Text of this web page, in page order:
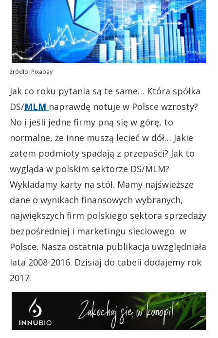
źródło: Pixabay
Jak co roku pytania są te same… Która spółka
DS/MLM naprawdę notuje w Polsce wzrosty?
No i jeśli jedne firmy pną się w górę, to
normalne, że inne muszą lecieć w dół… Jakie
zatem podmioty spadają z przepaści? Jak to
wygląda w polskim sektorze DS/MLM?
Wykładamy karty na stół. Mamy najświeższe
dane o wynikach finansowych wybranych,
największych firm polskiego sektora sprzedaży
bezpośredniej i marketingu sieciowego w
Polsce. Nasza ostatnia publikacja uwzględniała
lata 2008-2016. Dzisiaj do tabeli dodajemy rok
2017.